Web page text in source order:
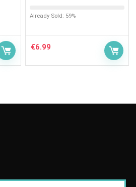
Already Sold: 59%
€6.99